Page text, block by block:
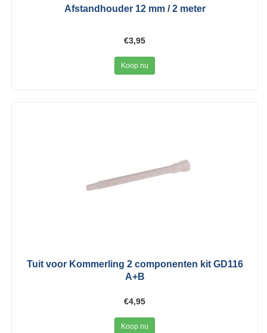
Afstandhouder 12 mm / 2 meter
€3,95
Koop nu
Tuit voor Kommerling 2 componenten kit GD116
A+B
€4,95
Koop nu